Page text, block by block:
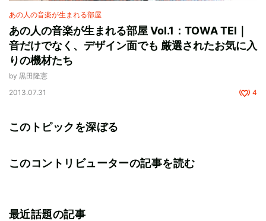
あの人の音楽が生まれる部屋
あの人の音楽が生まれる部屋 Vol.1：TOWA TEI｜
音だけでなく、デザイン面でも 厳選されたお気に入
りの機材たち
by 黒田隆憲
2013.07.31
4
このトピックを深ぼる
このコントリビューターの記事を読む
最近話題の記事